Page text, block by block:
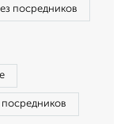
посредников
посредников